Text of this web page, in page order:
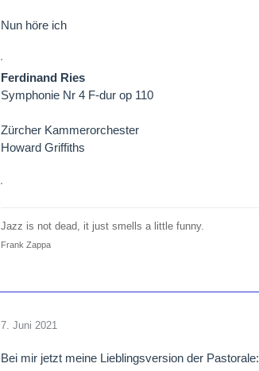
Nun höre ich
Ferdinand Ries
Symphonie Nr 4 F-dur op 110
Zürcher Kammerorchester
Howard Griffiths
Jazz is not dead, it just smells a little funny.
Frank Zappa
7. Juni 2021
Bei mir jetzt meine Lieblingsversion der Pastorale: